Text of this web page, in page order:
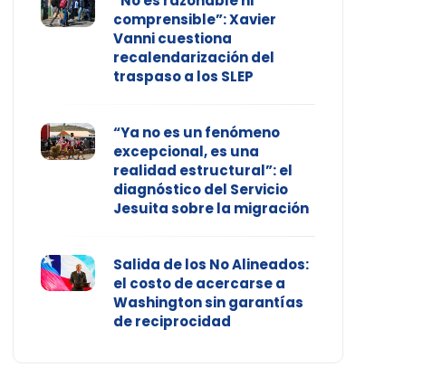
comprensible”: Xavier
Vanni cuestiona
recalendarización del
traspaso a los SLEP
“Ya no es un fenómeno
excepcional, es una
realidad estructural”: el
diagnóstico del Servicio
Jesuita sobre la migración
Salida de los No Alineados:
el costo de acercarse a
Washington sin garantías
de reciprocidad